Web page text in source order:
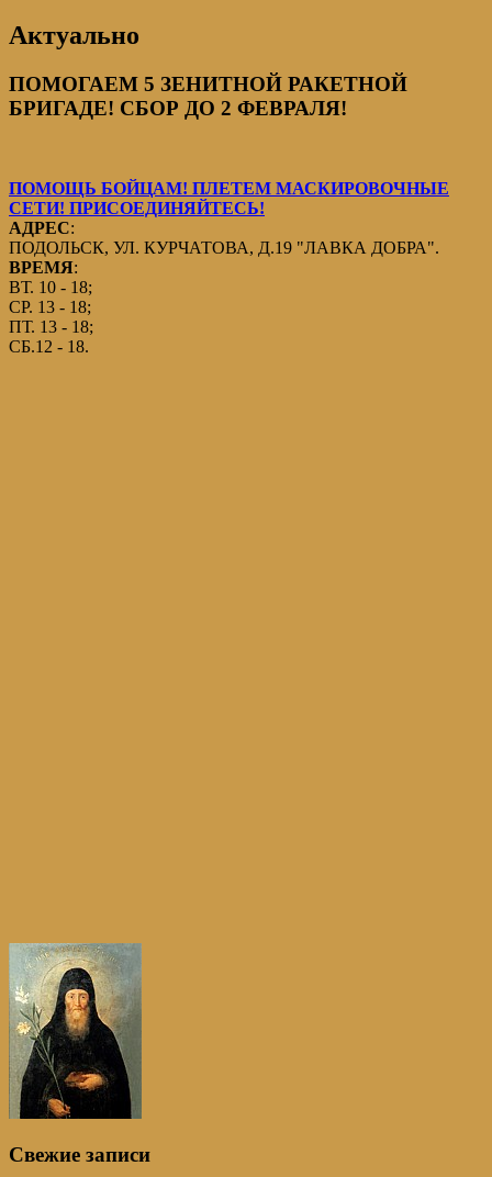
Актуально
ПОМОГАЕМ 5 ЗЕНИТНОЙ РАКЕТНОЙ
БРИГАДЕ! СБОР ДО 2 ФЕВРАЛЯ!
ПОМОЩЬ БОЙЦАМ! ПЛЕТЕМ МАСКИРОВОЧНЫЕ
СЕТИ! ПРИСОЕДИНЯЙТЕСЬ!
АДРЕС:
ПОДОЛЬСК, УЛ. КУРЧАТОВА, Д.19 "ЛАВКА ДОБРА".
ВРЕМЯ:
ВТ. 10 - 18;
СР. 13 - 18;
ПТ. 13 - 18;
СБ.12 - 18.
Свежие записи